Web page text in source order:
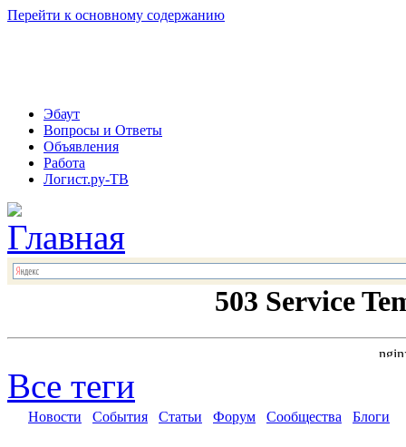
Перейти к основному содержанию
Эбаут
Вопросы и Ответы
Объявления
Работа
Логист.ру-ТВ
Все теги
Новости События Статьи Форум Сообщества Блоги